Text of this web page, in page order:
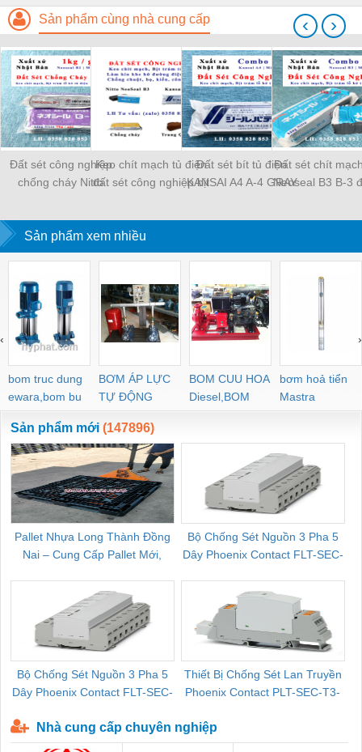
Sản phẩm cùng nhà cung cấp
Đất sét công nghiệp
chống cháy Nitto
trám kín khe hở tủ điện
Keo chít mạch tủ điện
đất sét công nghiệp bịt
Neoseal B-3
Đất sét bít tủ điện
KANSAI A4 A-4 GRAY
keo chít mạch tủ điện
Đất sét chít
Neoseal B3 B-3
bịt tủ điện
‹ ›
Sản phẩm xem nhiều
bom truc dung
ewara,bom bu
ewara
BƠM ÁP LỰC
TỰ ĐỘNG
BOM CUU HOA
Diesel,BOM
CHUA CHAY
bơm hoả tiển
Mastra
‹ ›
Sản phẩm mới (147896)
Pallet Nhựa Long Thành Đồng
Nai – Cung Cấp Pallet Mới,
Bộ Chống Sét Nguồn 3 Pha 5
Dây Phoenix Contact FLT-SEC-
Bộ Chống Sét Nguồn 3 Pha 5
Dây Phoenix Contact FLT-SEC-
Thiết Bị Chống Sét Lan Truyền
Phoenix Contact PLT-SEC-T3-
Nhà cung cấp chuyên nghiệp